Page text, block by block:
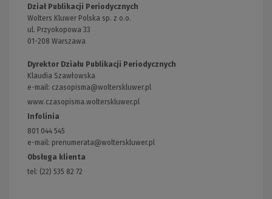
Dział Publikacji Periodycznych
Wolters Kluwer Polska sp. z o.o.
ul. Przyokopowa 33
01-208 Warszawa
Dyrektor Działu Publikacji Periodycznych
Klaudia Szawłowska
e-mail: czasopisma@wolterskluwer.pl
www.czasopisma.wolterskluwer.pl
Infolinia
801 044 545
e-mail: prenumerata@wolterskluwer.pl
Obsługa klienta
tel: (22) 535 82 72